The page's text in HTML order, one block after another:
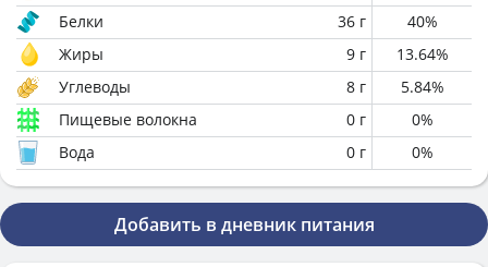
Белки
36 г 40%
Жиры
9 г 13.64%
Углеводы
8 г 5.84%
Пищевые волокна
0 г 0%
Вода
0 г 0%
Добавить в дневник питания